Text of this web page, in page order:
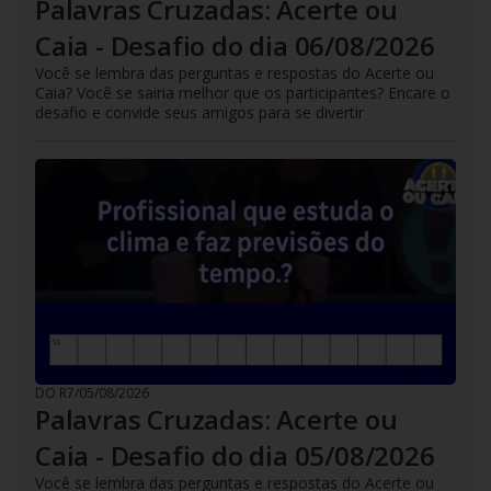
Palavras Cruzadas: Acerte ou
Caia - Desafio do dia 06/08/2026
Você se lembra das perguntas e respostas do Acerte ou
Caia? Você se sairia melhor que os participantes? Encare o
desafio e convide seus amigos para se divertir
DO R7/05/08/2026
Palavras Cruzadas: Acerte ou
Caia - Desafio do dia 05/08/2026
Você se lembra das perguntas e respostas do Acerte ou